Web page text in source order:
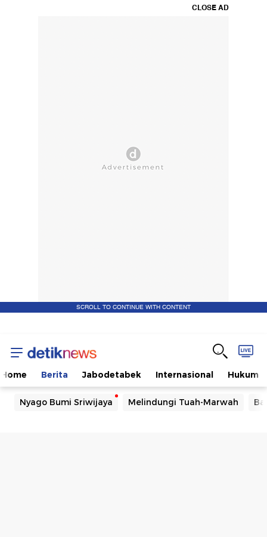
CLOSE AD
SCROLL TO CONTINUE WITH CONTENT
Home Berita Jabodetabek Internasional Hukum
Nyago Bumi Sriwijaya Melindungi Tuah-Marwah